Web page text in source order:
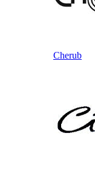
Cherub